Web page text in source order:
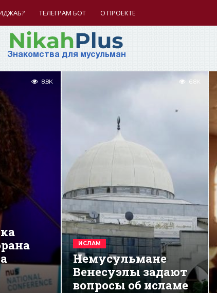
ТЕЛЕГРАМ БОТ О ПРОЕКТЕ
Знакомства для мусульман
8.8K
ИСЛАМ
Немусульмане
Венесуэлы задают
вопросы об исламе
6.8K